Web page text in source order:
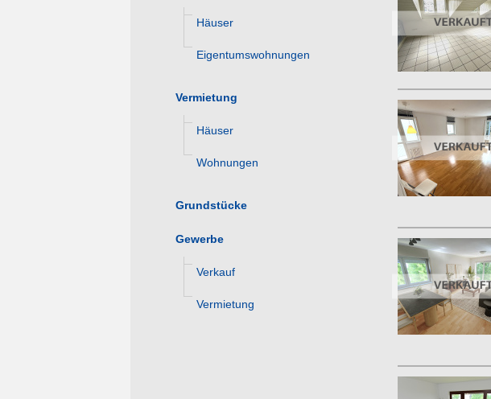
Häuser
Eigentumswohnungen
Vermietung
Häuser
Wohnungen
Grundstücke
Gewerbe
Verkauf
Vermietung